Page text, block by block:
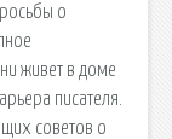
о
живет в доме
писателя.
советов о